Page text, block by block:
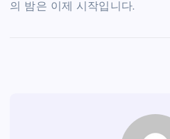
의 밤은 이제 시작입니다.